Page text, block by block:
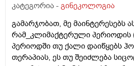
გავიკეთე ისევ უარყოფითია.
განმავლობაში ვერ ვახერხებ
რაიმე შანსი ფეხმძიმობის? აზრი
ტესტს? მენტრუაცია
30 დღე შუალედი.
კატეგორია - გინეკოლოგია
გამარჯობათ, მე მაინტერესებს
რამ_კლიმაქტერული პერიოდის
პერიოდში თუ ქალი დაიწყებს
თერაპიას, ეს თუ შეიძლება